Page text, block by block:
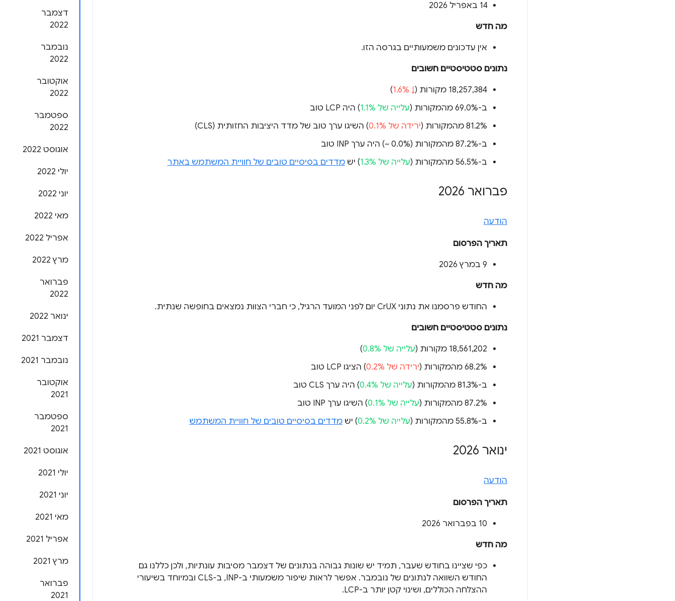
דצמבר
2022
נובמבר
2022
אוקטובר
2022
ספטמבר
2022
אוגוסט 2022
יולי 2022
יוני 2022
מאי 2022
אפריל 2022
מרץ 2022
פברואר
2022
ינואר 2022
דצמבר 2021
נובמבר 2021
אוקטובר
2021
ספטמבר
2021
אוגוסט 2021
יולי 2021
יוני 2021
מאי 2021
אפריל 2021
מרץ 2021
פברואר
2021
‫14 באפריל 2026
מה חדש
אין עדכונים משמעותיים בגרסה הזו.
נתונים סטטיסטיים חשובים
‫18,257,384 מקורות ( ↓ 1.6%
)
ב-69.0% מהמקורות (
עלייה של 1.1%
) היה LCP טוב
‫81.2% מהמקורות (
ירידה של 0.1%
) השיגו ערך טוב של מדד היציבות החזותית (CLS)
ב-87.2% מהמקורות (
‎~ 0.0%‎) היה ערך INP טוב
ב-56.5% מהמקורות (
עלייה של 1.3% ) יש מדדים בסיסיים טובים של חוויית המשתמש באתר
פברואר 2026
הודעה
תאריך הפרסום
‫9 במרץ 2026
מה חדש
החודש פרסמנו את נתוני CrUX יום לפני המועד הרגיל, כי חברי הצוות נמצאים בחופשה שנתית.
נתונים סטטיסטיים חשובים
‫18,561,202 מקורות ( עלייה של 0.8%
)
‫68.2% מהמקורות (
ירידה של 0.2%
) הציגו LCP טוב
ב-81.3% מהמקורות (
עלייה של 0.4%
) היה ערך CLS טוב
‫87.2% מהמקורות (
עלייה של 0.1%
) השיגו ערך INP טוב
ב-55.8% מהמקורות (
עלייה של 0.2% ) יש מדדים בסיסיים טובים של חוויית המשתמש
ינואר 2026
הודעה
תאריך הפרסום
‫10 בפברואר 2026
מה חדש
כפי שציינו בחודש שעבר, תמיד יש שונות גבוהה בנתונים של דצמבר מסיבות עונתיות, ולכן כללנו גם
החודש השוואה לנתונים של נובמבר. אפשר לראות שיפור משמעותי ב-INP, ב-CLS ובמיוחד בשיעורי
ההצלחה הכוללים, ושינוי קטן יותר ב-LCP.